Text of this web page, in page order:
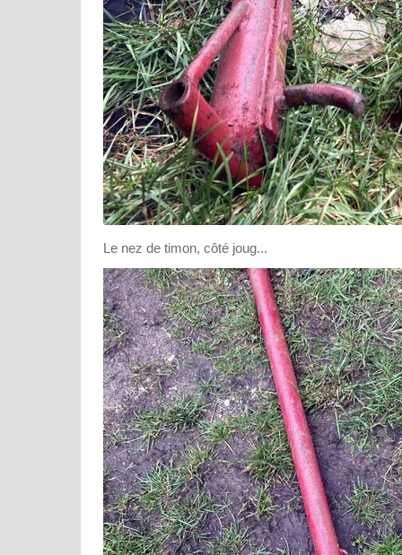
Le nez de timon, côté joug...